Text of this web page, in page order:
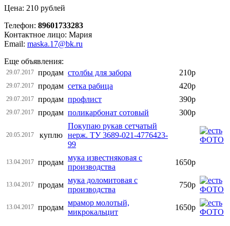
Цена: 210 рублей
Телефон: 89601733283
Контактное лицо: Мария
Email: maska.17@bk.ru
Еще объявления:
29.07.2017 продам столбы для забора 210р
29.07.2017 продам сетка рабица 420р
29.07.2017 продам профлист 390р
29.07.2017 продам поликарбонат сотовый 300р
20.05.2017 куплю
Покупаю рукав сетчатый
нерж. ТУ 3689-021-4776423-
99
13.04.2017 продам
мука известняковая с
производства
1650р
13.04.2017 продам
мука доломитовая с
производства
750р
13.04.2017 продам
мрамор молотый,
микрокальцит
1650р